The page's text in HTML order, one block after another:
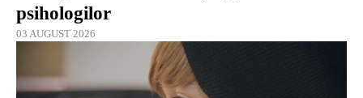
psihologilor
03 AUGUST 2026